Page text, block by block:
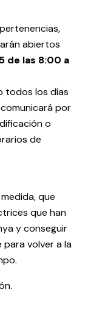
abiertos
de las 8:00 a
todos los días
por
o
de
que
que han
y conseguir
para volver a la